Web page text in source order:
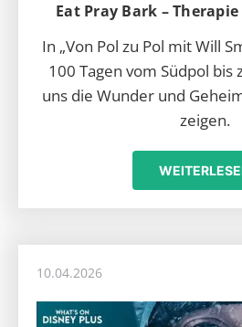
Eat Pray Bark –
In „Von Pol zu Pol mit Will
100 Tagen vom Südpol
uns die Wunder und
zeigen.
10.04.2026